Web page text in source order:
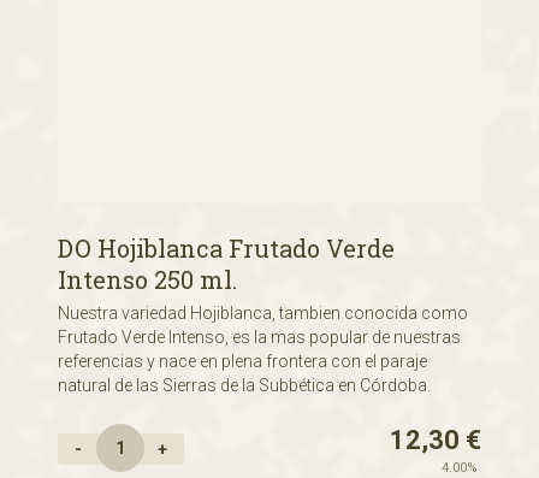
DO Hojiblanca Frutado Verde
Intenso 250 ml.
Nuestra variedad Hojiblanca, tambien conocida como
Frutado Verde Intenso, es la mas popular de nuestras
referencias y nace en plena frontera con el paraje
natural de las Sierras de la Subbética en Córdoba.
12,30 €
4.00%
- +